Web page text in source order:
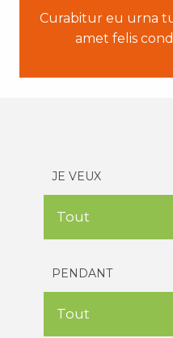
Curabitur eu urna
amet felis
JE VEUX
PENDANT